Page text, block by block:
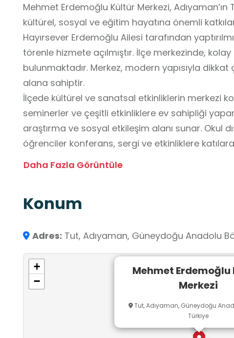
Mehmet Erdemoğlu Kültür Merkezi,
kültürel, sosyal ve eğitim hayatına önemli
Hayırsever Erdemoğlu Ailesi tarafından
törenle hizmete açılmıştır. İlçe merkezinde, kolay ulaşılabilir bir konumda
bulunmaktadır. Merkez, modern yapısıyla dikkat
alana sahiptir.
İlçede kültürel ve sanatsal etkinliklerin merkezi
seminerler ve çeşitli etkinliklere ev sahipliği yapar. Gençler için
araştırma ve sosyal etkileşim alanı sunar. Okul
öğrenciler konferans, sergi ve etkinliklere
topluluk önünde konuşma becerilerini artırır.
katılan öğrenciler, arkadaşlarıyla etkileşim
Daha Fazla Görüntüle
Konum
Adres: Tut, Adıyaman, Güneydoğu Anadolu
Mehmet Erdemoğlu
Merkezi
Tut, Adıyaman, Güneydoğu
Türkiye
+
−